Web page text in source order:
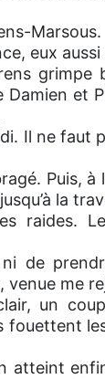
eux
grimpe
et
Il ne faut
Puis,
la
raides.
de
venue me
un
atteint